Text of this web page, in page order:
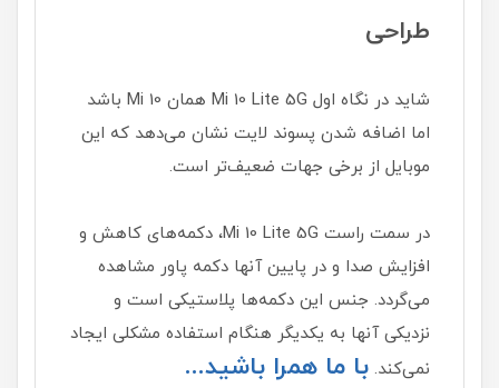
طراحی
شاید در نگاه اول Mi 10 Lite 5G همان Mi 10 باشد
اما اضافه شدن پسوند لایت نشان می‌دهد که این
موبایل از برخی جهات ضعیف‌تر است.
در سمت راست Mi 10 Lite 5G، دکمه‌های کاهش و
افزایش صدا و در پایین آنها دکمه پاور مشاهده
می‌گردد. جنس این دکمه‌ها پلاستیکی است و
نزدیکی آنها به یکدیگر هنگام استفاده مشکلی ایجاد
نمی‌کند. با ما همرا باشید...